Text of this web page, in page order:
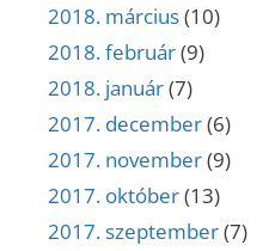
2018. március(10)
2018. február(9)
2018. január(7)
2017. december(6)
2017. november(9)
2017. október(13)
2017. szeptember(7)